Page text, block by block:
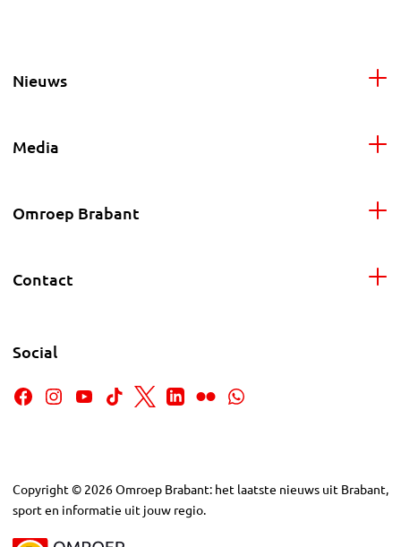
Nieuws
Media
Omroep Brabant
Contact
Social
Copyright © 2026Omroep Brabant: het laatste nieuws uit Brabant,
sport en informatie uit jouw regio.